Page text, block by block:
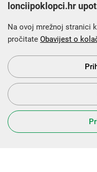
Krajnji primatelj
Europskog fonda za
programa
lonciipoklopci.hr
Na ovoj mrežnoj stranici
pročitate Obavijest o